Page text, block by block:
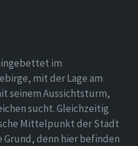
im
mit der Lage am
seinem Aussichtsturm,
sucht. Gleichzeitig
Mittelpunkt der Stadt
Grund, denn hier befinden